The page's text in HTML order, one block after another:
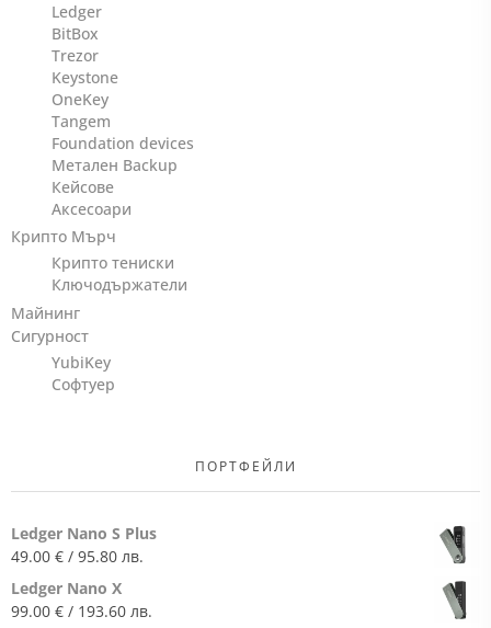
Ledger
BitBox
Trezor
Keystone
OneKey
Tangem
Foundation devices
Метален Backup
Кейсове
Аксесоари
Крипто Мърч
Крипто тениски
Ключодържатели
Майнинг
Сигурност
YubiKey
Софтуер
ПОРТФЕЙЛИ
Ledger Nano S Plus
49.00 € / 95.80 лв.
Ledger Nano X
99.00 € / 193.60 лв.